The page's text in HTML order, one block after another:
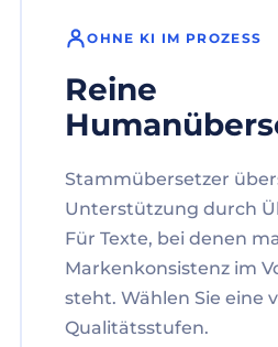
OHNE KI IM PROZESS
Reine
Stammübersetzer
Unterstützung durch
Für Texte, bei denen
Markenkonsistenz im
steht. Wählen Sie eine
Qualitätsstufen.